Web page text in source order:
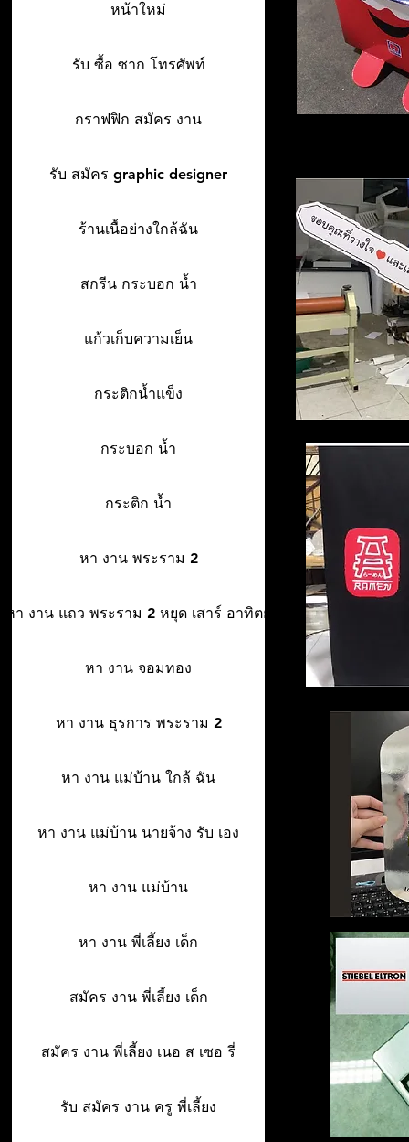
หน้าใหม่
รับ ซื้อ ซาก โทรศัพท์
กราฟฟิก สมัคร งาน
รับ สมัคร graphic designer
ร้านเนื้อย่างใกล้ฉัน
สกรีน กระบอก น้ำ
แก้วเก็บความเย็น
กระติกน้ำแข็ง
กระบอก น้ำ
กระติก น้ำ
หา งาน พระราม 2
หา งาน แถว พระราม 2 หยุด เสาร์ อาทิตย์
หา งาน จอมทอง
หา งาน ธุรการ พระราม 2
หา งาน แม่บ้าน ใกล้ ฉัน
หา งาน แม่บ้าน นายจ้าง รับ เอง
หา งาน แม่บ้าน
หา งาน พี่เลี้ยง เด็ก
สมัคร งาน พี่เลี้ยง เด็ก
สมัคร งาน พี่เลี้ยง เนอ ส เซอ รี่
รับ สมัคร งาน ครู พี่เลี้ยง